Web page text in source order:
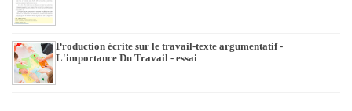
Production écrite sur le travail-texte argumentatif -
L'importance Du Travail - essai